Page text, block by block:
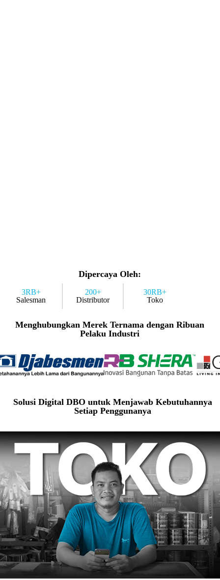
Dipercaya Oleh:
3RB+
Salesman
200+
Distributor
30RB+
Toko
Menghubungkan Merek Ternama dengan Ribuan
Pelaku Industri
Solusi Digital DBO untuk Menjawab Kebutuhannya
Setiap Penggunanya